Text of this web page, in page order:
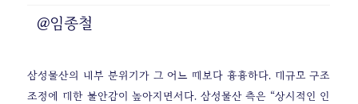
@임종철
삼성물산의 내부 분위기가 그 어느 때보다 흉흉하다. 대규모 구조
조정에 대한 불안감이 높아지면서다. 삼성물산 측은 “상시적인 인